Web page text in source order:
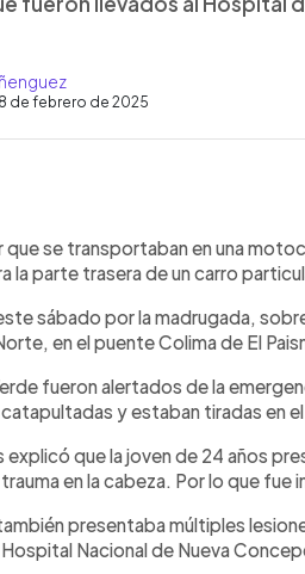
de febrero de 2025
artículo
que se transportaban en una
la parte trasera de un carro
sábado por la madrugada,
en el puente Colima de El
fueron alertados de la
y estaban tiradas en
que la joven de 24 años
en la cabeza. Por lo que fue
presentaba múltiples
Nacional de Nueva